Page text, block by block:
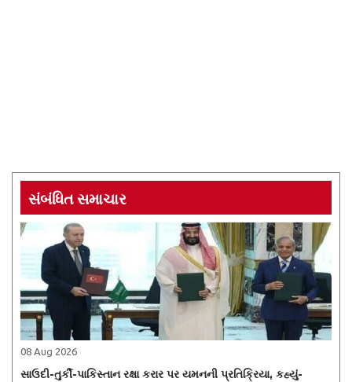
સંબંધિત સમાચાર
08 Aug 2026
સાઉદી-તુર્કી-પાકિસ્તાન રક્ષા કરાર પર યમનની પ્રતિક્રિયા, કહ્યું-